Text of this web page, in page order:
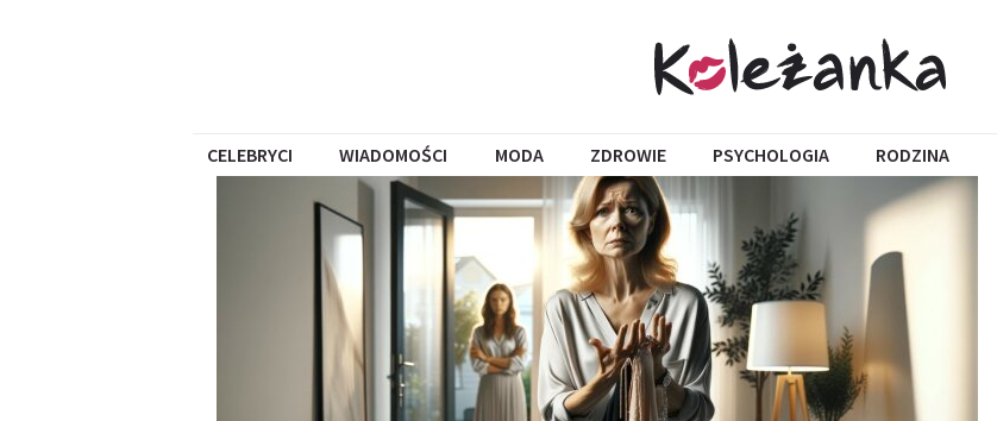
CELEBRYCI WIADOMOŚCI MODA ZDROWIE PSYCHOLOGIA RODZINA